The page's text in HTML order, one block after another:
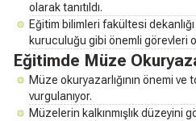
olarak tanıtıldı.
Eğitim bilimleri fakültesi
kuruculuğu gibi önemli görevleri
Eğitimde Müze
Müze okuryazarlığının önemi
vurgulanıyor.
Müzelerin kalkınmışlık düzeyini